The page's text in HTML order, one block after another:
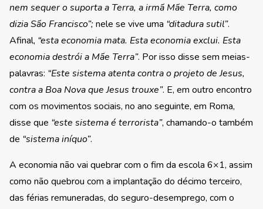
nem sequer o suporta a Terra, a irmã Mãe Terra, como
dizia São Francisco”; nele se vive uma “ditadura sutil”.
Afinal, “esta economia mata. Esta economia exclui. Esta
economia destrói a Mãe Terra”. Por isso disse sem meias-
palavras: “Este sistema atenta contra o projeto de Jesus,
contra a Boa Nova que Jesus trouxe”. E, em outro encontro
com os movimentos sociais, no ano seguinte, em Roma,
disse que “este sistema é terrorista”, chamando-o também
de “sistema iníquo”.
A economia não vai quebrar com o fim da escola 6×1, assim
como não quebrou com a implantação do décimo terceiro,
das férias remuneradas, do seguro-desemprego, com o